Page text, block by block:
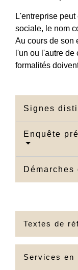
L'entreprise
sociale, le nom
Au cours de son
l'un ou l'autre
formalités
Signes
Enquête
Textes de
Services en